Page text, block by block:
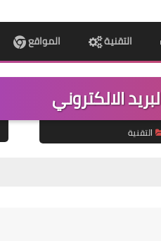
التقنية المواقع
الالكتروني
التقنية